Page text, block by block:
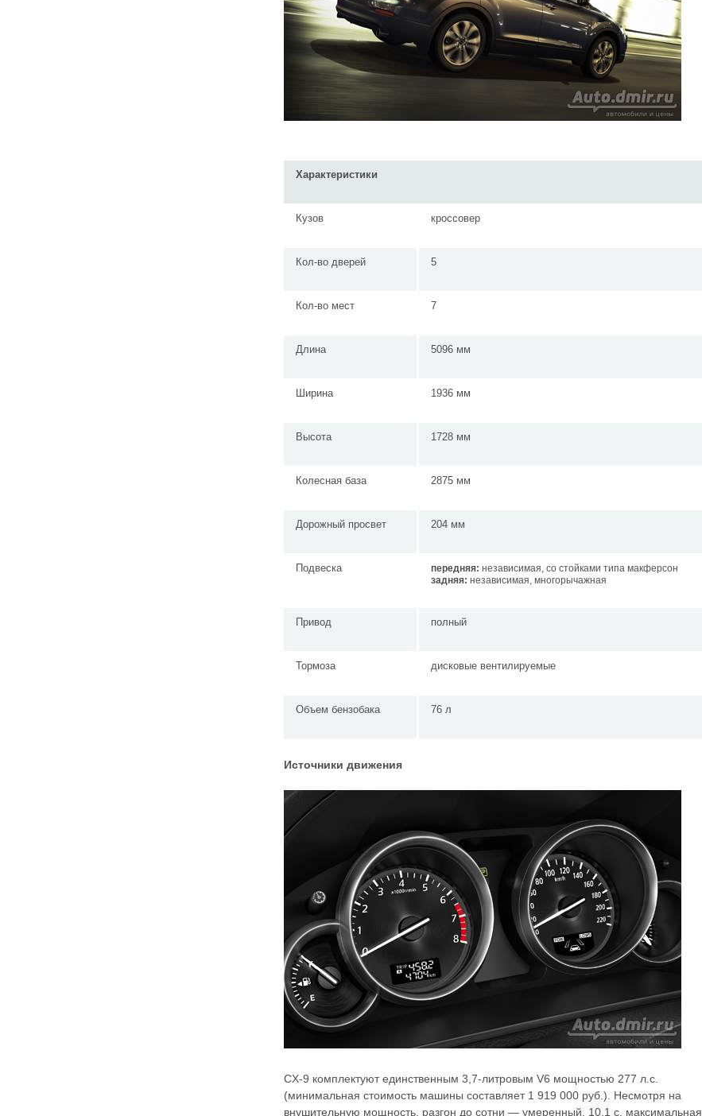
Характеристики
Кузов кроссовер
Кол-во дверей 5
Кол-во мест 7
Длина 5096 мм
Ширина 1936 мм
Высота 1728 мм
Колесная база 2875 мм
Дорожный просвет 204 мм
Подвеска передняя: независимая, со стойками типа макферсон
задняя: независимая, многорычажная
Привод полный
Тормоза дисковые вентилируемые
Объем бензобака 76 л
Источники движения
CX-9 комплектуют единственным 3,7-литровым V6 мощностью 277 л.с.
(минимальная стоимость машины составляет 1 919 000 руб.). Несмотря на
внушительную мощность, разгон до сотни — умеренный, 10,1 с, максимальная